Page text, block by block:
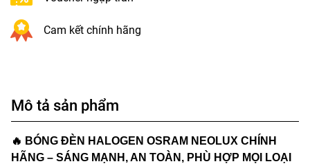
Cam kết chính hãng
Mô tả sản phẩm
🔥 BÓNG ĐÈN HALOGEN OSRAM NEOLUX CHÍNH
HÃNG – SÁNG MẠNH, AN TOÀN, PHÙ HỢP MỌI LOẠI